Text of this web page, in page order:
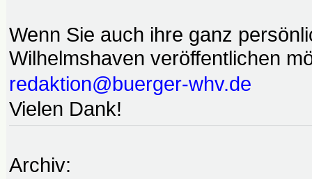
Wenn Sie auch ihre ganz
Wilhelmshaven veröffentlichen
redaktion@buerger-whv.de
Vielen Dank!
Archiv: